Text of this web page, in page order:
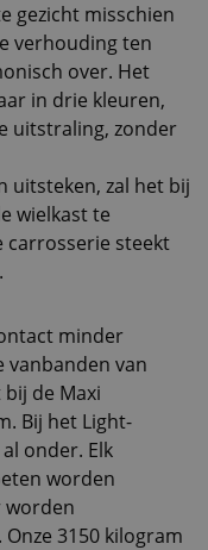
gezicht misschien
verhouding ten
over. Het
in drie kleuren,
uitstraling, zonder
uitsteken, zal het bij
wielkast te
carrosserie steekt
minder
vanbanden van
de Maxi
Bij het Light-
onder. Elk
worden
worden
3150 kilogram